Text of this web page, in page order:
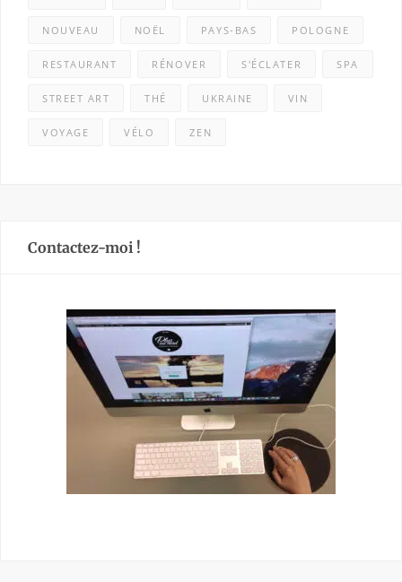
NOUVEAU NOËL PAYS-BAS POLOGNE
RESTAURANT RÉNOVER S'ÉCLATER SPA
STREET ART THÉ UKRAINE VIN
VOYAGE VÉLO ZEN
Contactez-moi !